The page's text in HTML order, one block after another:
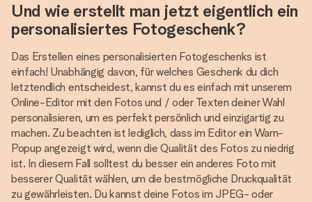
Und wie erstellt man jetzt eigentlich ein
personalisiertes Fotogeschenk?
Das Erstellen eines personalisierten Fotogeschenks ist
einfach! Unabhängig davon, für welches Geschenk du dich
letztendlich entscheidest, kannst du es einfach mit unserem
Online-Editor mit den Fotos und / oder Texten deiner Wahl
personalisieren, um es perfekt persönlich und einzigartig zu
machen. Zu beachten ist lediglich, dass im Editor ein Warn-
Popup angezeigt wird, wenn die Qualität des Fotos zu niedrig
ist. In diesem Fall solltest du besser ein anderes Foto mit
besserer Qualität wählen, um die bestmögliche Druckqualität
zu gewährleisten. Du kannst deine Fotos im JPEG- oder